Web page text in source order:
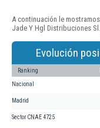
A continuación le
Jade Y Hgl Distribuciones
Evolución
Ranking
Nacional
Madrid
Sector CNAE 4725